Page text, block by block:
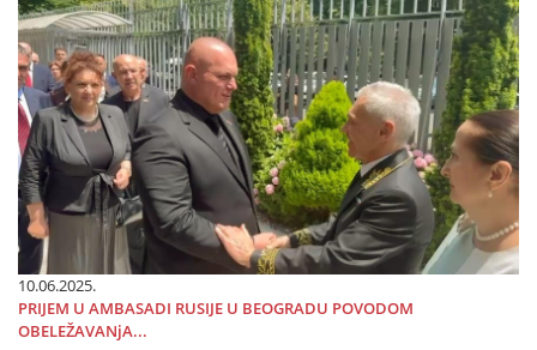
10.06.2025.
PRIЈEM U AMBASADI RUSIЈE U BEOGRADU POVODOM
OBELEŽAVANjA...